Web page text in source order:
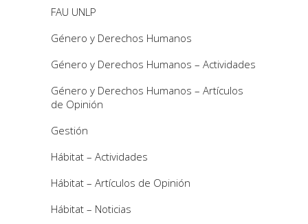
FAU UNLP
Género y Derechos Humanos
Género y Derechos Humanos – Actividades
Género y Derechos Humanos – Artículos
de Opinión
Gestión
Hábitat – Actividades
Hábitat – Artículos de Opinión
Hábitat – Noticias